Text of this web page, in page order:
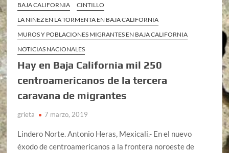
BAJA CALIFORNIA
CINTILLO
LA NIÑEZ EN LA TORMENTA EN BAJA CALIFORNIA
MUROS Y POBLACIONES MIGRANTES EN BAJA CALIFORNIA
NOTICIAS NACIONALES
Hay en Baja California mil 250
centroamericanos de la tercera
caravana de migrantes
grieta 7 marzo, 2019
Lindero Norte. Antonio Heras, Mexicali.- En el nuevo
éxodo de centroamericanos a la frontera noroeste de